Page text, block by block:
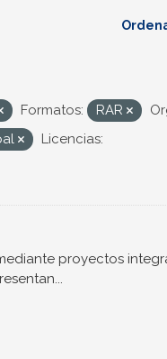
Formatos: RAR
Licencias:
proyectos